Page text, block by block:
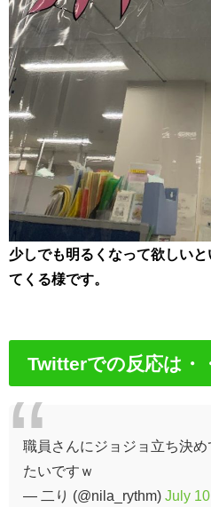
少しでも明るくなって欲しい
てくる様です。
Twitterでの反応は・
職員さんにジョジョ立ち決
たいですｗ
— 二り (@nila_rythm) July